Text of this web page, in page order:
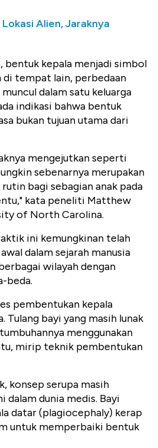
Alien, Jaraknya
bentuk kepala menjadi simbol
di tempat lain, perbedaan
dalam satu keluarga
indikasi bahwa bentuk
bukan tujuan utama dari
mengejutkan seperti
sebenarnya merupakan
bagi sebagian anak pada
kata peneliti Matthew
of North Carolina.
ini kemungkinan telah
dalam sejarah manusia
wilayah dengan
beda.
pembentukan kepala
Tulang bayi yang masih lunak
menggunakan
mirip teknik pembentukan
konsep serupa masih
dalam dunia medis. Bayi
datar (plagiocephaly) kerap
untuk memperbaiki bentuk